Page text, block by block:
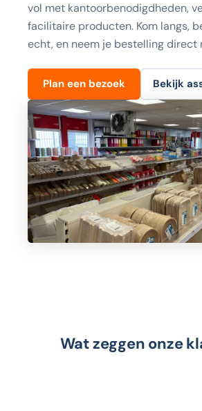
vol met kantoorbenodigdheden,
facilitaire producten. Kom langs,
echt, en neem je bestelling direct
Plan een bezoek Bekijk
Wat zeggen onze